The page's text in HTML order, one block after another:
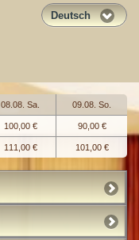
Deutsch
08.08. Sa. 09.08. So.
100,00 € 90,00 €
111,00 € 101,00 €